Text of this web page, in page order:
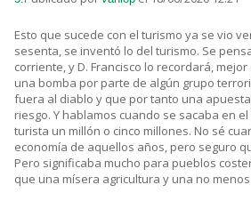
Esto que sucede con el turismo ya se vio
sesenta, se inventó lo del turismo. Se
corriente, y D. Francisco lo recordará,
una bomba por parte de algún grupo
fuera al diablo y que por tanto una
riesgo. Y hablamos cuando se sacaba en
turista un millón o cinco millones. No sé
economía de aquellos años, pero seguro
Pero significaba mucho para pueblos
que una mísera agricultura y una no